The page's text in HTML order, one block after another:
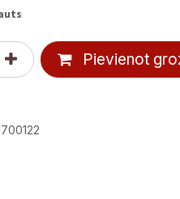
Pievienot